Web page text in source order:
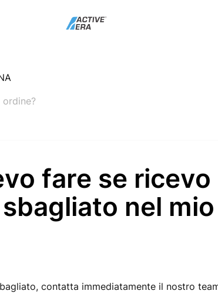
fare se ricevo
nel mio
contatta immediatamente il nostro